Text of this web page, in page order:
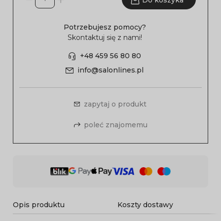
Potrzebujesz pomocy?
Skontaktuj się z nami!
+48 459 56 80 80
info@salonlines.pl
zapytaj o produkt
poleć znajomemu
Opis produktu Koszty dostawy